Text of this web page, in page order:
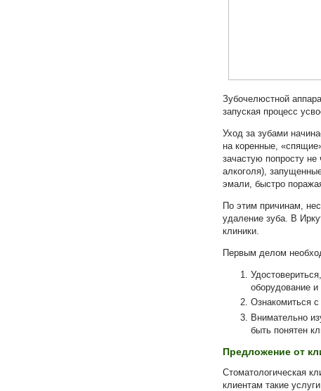
Зубочелюстной
запуская процесс
Уход за зубами
на коренные,
зачастую попросту
алкоголя),
эмали, быстро
По этим причинам,
удаление зуба. В
клиники.
Первым делом
оборудование и
Ознакомиться
Внимательно
быть понятен
Предложение от
Стоматологическая
клиентам такие